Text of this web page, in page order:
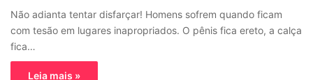
Não adianta tentar disfarçar! Homens sofrem quando ficam
com tesão em lugares inapropriados. O pênis fica ereto, a calça
fica…
Leia mais »